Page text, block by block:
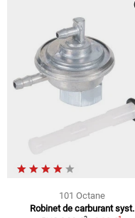
101 Octane
Robinet de carburant syst.